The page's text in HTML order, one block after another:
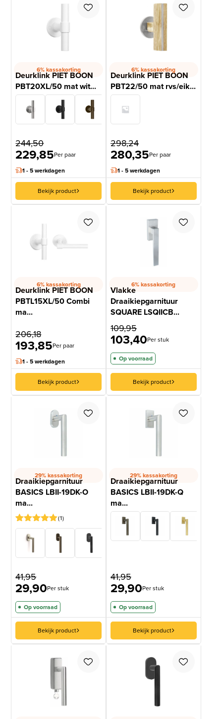
6% kassakorting
Deurklink PIET BOON
PBT20XL/50 mat wit...
244,50
229,85Per paar
1 - 5 werkdagen
Bekijk product
6% kassakorting
Deurklink PIET BOON
PBT22/50 mat rvs/eik...
298,24
280,35Per paar
1 - 5 werkdagen
Bekijk product
6% kassakorting
Deurklink PIET BOON
PBTL15XL/50 Combi
ma...
206,18
193,85Per paar
1 - 5 werkdagen
Bekijk product
6% kassakorting
Vlakke
Draaikiepgarnituur
SQUARE LSQIICB...
109,95
103,40Per stuk
Op voorraad
Bekijk product
29% kassakorting
Draaikiepgarnituur
BASICS LBII-19DK-O
ma...
Gewaardeerd
op 5
1
1
41,95
29,90Per stuk
Op voorraad
Bekijk product
29% kassakorting
Draaikiepgarnituur
BASICS LBII-19DK-Q
ma...
41,95
29,90Per stuk
Op voorraad
Bekijk product